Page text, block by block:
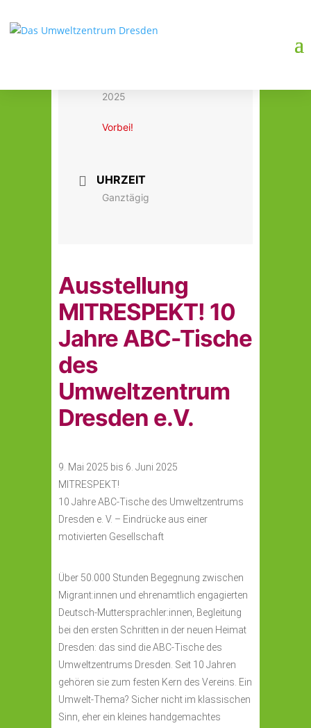
2025
Vorbei!
UHRZEIT
Ganztägig
Ausstellung
MITRESPEKT! 10
Jahre ABC-Tische
des
Umweltzentrum
Dresden e.V.
9. Mai 2025 bis 6. Juni 2025
MITRESPEKT!
10 Jahre ABC-Tische des Umweltzentrums
Dresden e. V. – Eindrücke aus einer
motivierten Gesellschaft
Über 50.000 Stunden Begegnung zwischen
Migrant:innen und ehrenamtlich engagierten
Deutsch-Muttersprachler:innen, Begleitung
bei den ersten Schritten in der neuen Heimat
Dresden: das sind die ABC-Tische des
Umweltzentrums Dresden. Seit 10 Jahren
gehören sie zum festen Kern des Vereins. Ein
Umwelt-Thema? Sicher nicht im klassischen
Sinn, eher ein kleines handgemachtes